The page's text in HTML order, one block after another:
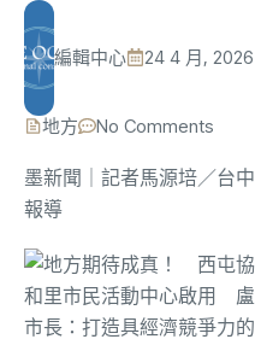
編輯中心 24 4 月, 2026
地方 No Comments
墨新聞 ｜記者馬源培／台中
報導